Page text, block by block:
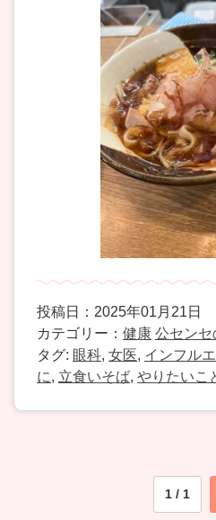
投稿日：2025年01月21日
カテゴリー： 健康 公センセ
タグ: 眼科, 女医, インフル
に, 立食いそば, やりたいこ
1 / 1